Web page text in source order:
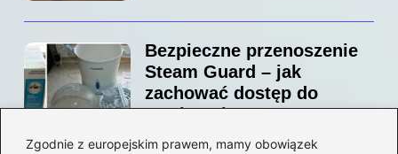
Zgodnie z europejskim prawem, mamy obowiązek
Bezpieczne przenoszenie
Steam Guard – jak
zachować dostęp do
swojego konta?